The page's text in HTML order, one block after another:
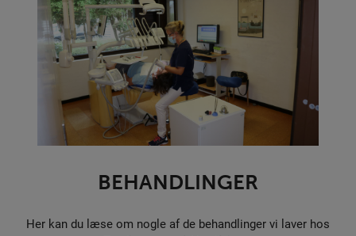
BEHANDLINGER
Her kan du læse om nogle af de behandlinger vi laver hos